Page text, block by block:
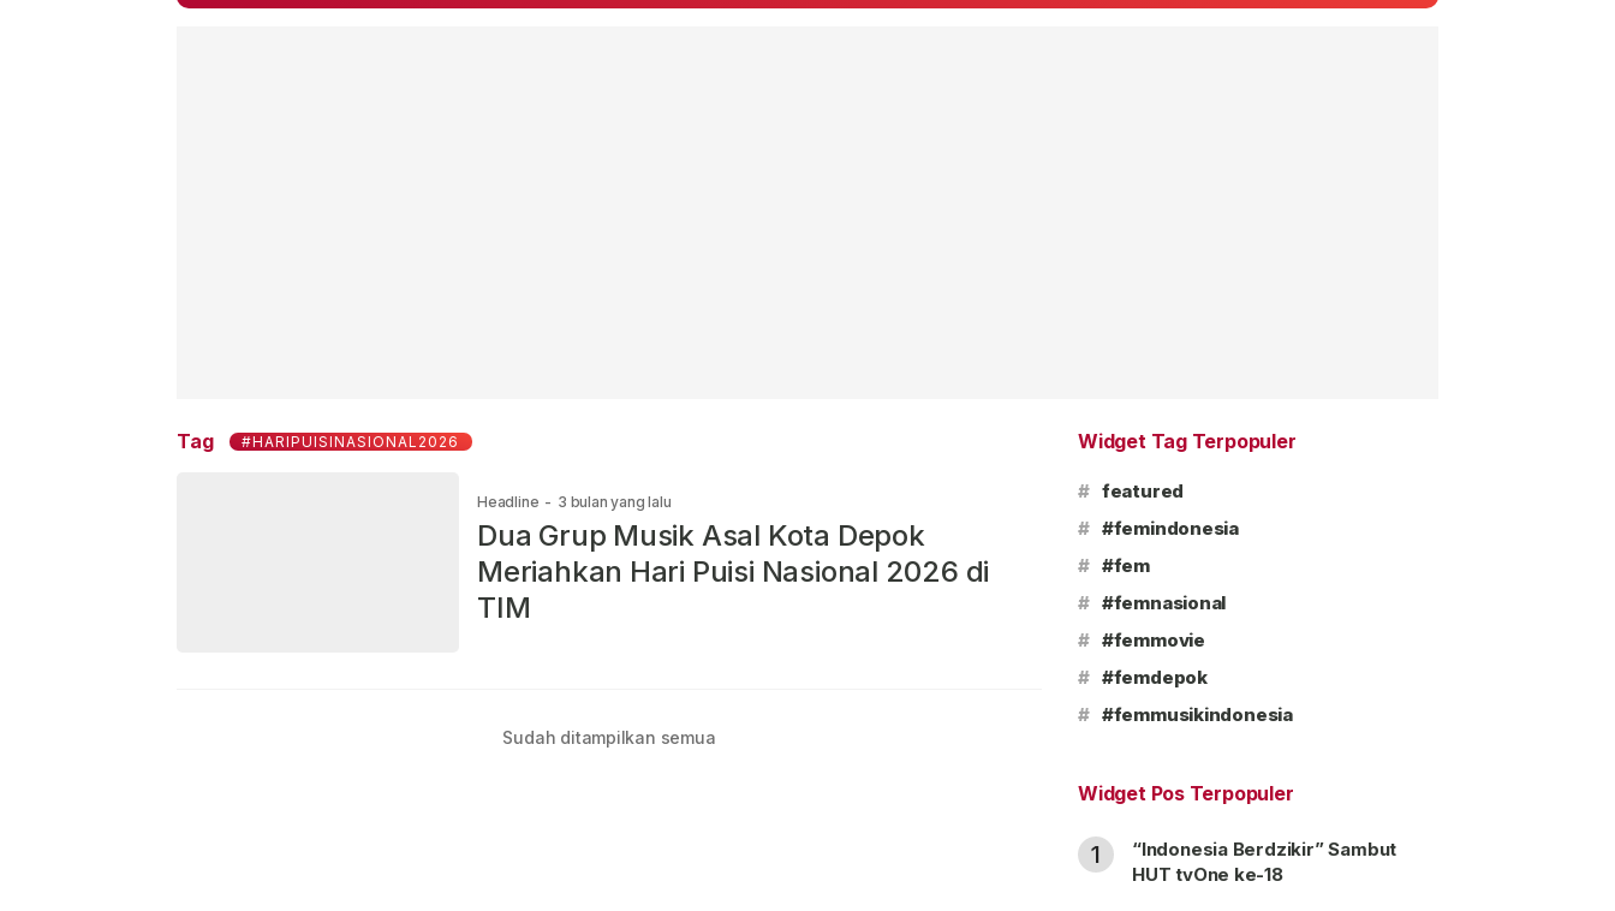
Tag #HARIPUISINASIONAL2026
Headline - 3 bulan yang lalu
Dua Grup Musik Asal Kota Depok
Meriahkan Hari Puisi Nasional 2026 di
TIM
Sudah ditampilkan semua
Widget Tag Terpopuler
# featured
# #femindonesia
# #fem
# #femnasional
# #femmovie
# #femdepok
# #femmusikindonesia
Widget Pos Terpopuler
1
“Indonesia Berdzikir” Sambut
HUT tvOne ke-18